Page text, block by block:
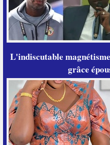
L'indiscutable
grâce